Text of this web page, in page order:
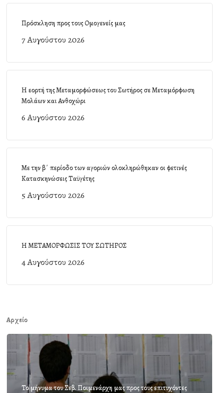
Πρόσκληση προς τους Ομογενείς μας
7 Αυγούστου 2026
Η εορτή της Μεταμορφώσεως του Σωτήρος σε Μεταμόρφωση
Μολάων και Ανθοχώρι
6 Αυγούστου 2026
Με την β΄ περίοδο των αγοριών ολοκληρώθηκαν οι φετινές
Κατασκηνώσεις Ταϋγέτης
5 Αυγούστου 2026
Η ΜΕΤΑΜΟΡΦΩΣΙΣ ΤΟΥ ΣΩΤΗΡΟΣ
4 Αυγούστου 2026
Αρχείο
Το μήνυμα του Σεβ. Ποιμενάρχη μας προς τους επιτυχόντες